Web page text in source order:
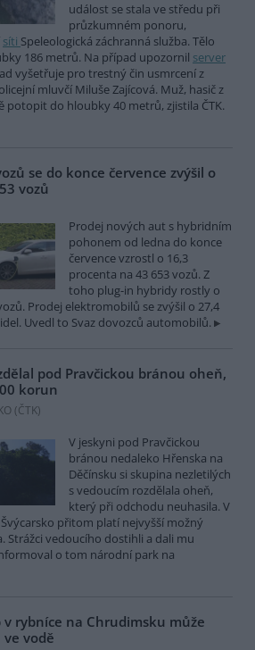
událost se stala ve středu při
průzkumném ponoru,
síti Speleologická záchranná služba. Tělo
186 metrů. Na případ upozornil server
vyšetřuje pro trestný čin usmrcení z
mluvčí Miluše Zajícová. Muž, hasič z
potopit do hloubky 40 metrů, zjistila ČTK.
se do konce července zvýšil o
vozů
Prodej nových aut s hybridním
pohonem od ledna do konce
července vzrostl o 16,3
procenta na 43 653 vozů. Z
toho plug-in hybridy rostly o
Prodej elektromobilů se zvýšil o 27,4
Uvedl to Svaz dovozců automobilů.
pod Pravčickou bránou oheň,
korun
(ČTK)
V jeskyni pod Pravčickou
bránou nedaleko Hřenska na
Děčínsku si skupina nezletilých
s vedoucím rozdělala oheň,
který při odchodu neuhasila. V
přitom platí nejvyšší možný
Strážci vedoucího dostihli a dali mu
o tom národní park na
rybníce na Chrudimsku může
vodě